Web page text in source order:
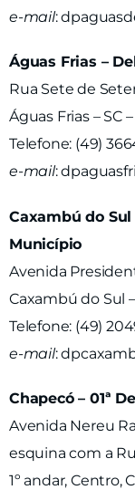
e-mail:
Águas Frias –
Rua Sete de
Águas Frias – SC
Telefone: (49)
e-mail:
Caxambú do
Município
Avenida
Caxambú do Sul
Telefone: (49)
e-mail:
Chapecó – 01ª
Avenida Nereu
esquina com a
1º andar, Centro,